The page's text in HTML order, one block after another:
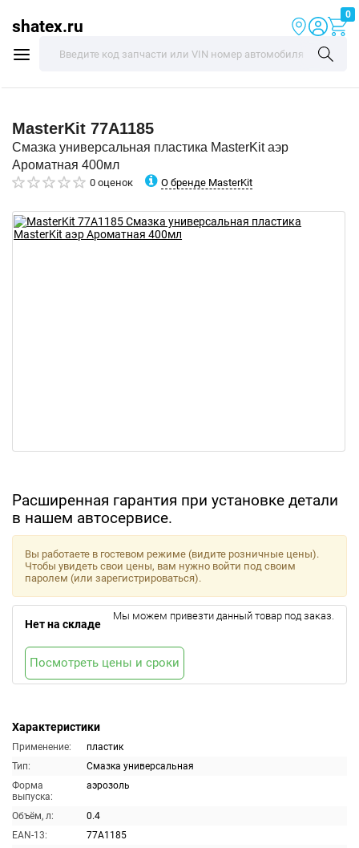
shatex.ru
0
MasterKit 77A1185
Смазка универсальная пластика MasterKit аэр
Ароматная 400мл
0 оценок О бренде MasterKit
Расширенная гарантия при установке детали
в нашем автосервисе.
Характеристики
Применение:
пластик
Тип:
Смазка универсальная
Форма
выпуска:
аэрозоль
Объём, л:
0.4
EAN-13:
77A1185
Вы работаете в гостевом режиме (видите розничные цены).
Чтобы увидеть свои цены, вам нужно войти под своим
паролем (или зарегистрироваться).
Нет на складе
Мы можем привезти данный товар под заказ.
Посмотреть цены и сроки